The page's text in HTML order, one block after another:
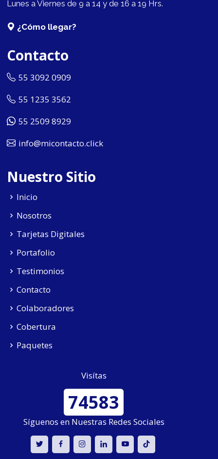
Lunes a Viernes de 9 a 14 y de 16 a 19 Hrs.
¿Cómo llegar?
Contacto
55 3092 0909
55 1235 3562
55 2509 8929
info@micontacto.click
Nuestro Sitio
Inicio
Nosotros
Tarjetas Digitales
Portafolio
Testimonios
Contacto
Colaboradores
Cobertura
Paquetes
Visítas
74583
Síguenos en Nuestras Redes Sociales